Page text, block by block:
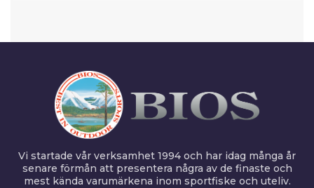
Vi startade vår verksamhet 1994 och har idag många år
senare förmån att presentera några av de finaste och
mest kända varumärkena inom sportfiske och uteliv.